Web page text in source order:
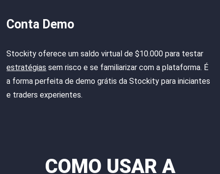
Conta Demo
Stockity oferece um saldo virtual de $10.000 para testar
estratégias sem risco e se familiarizar com a plataforma. É
a forma perfeita de demo grátis da Stockity para iniciantes
e traders experientes.
COMO USAR A